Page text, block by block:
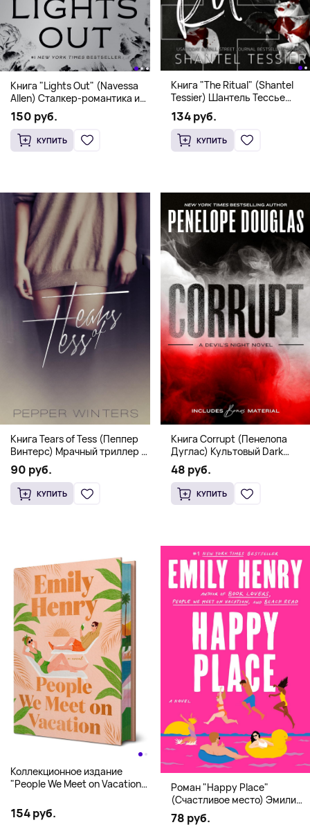
Книга "Lights Out" (Navessa
Allen) Сталкер-романтика и
человек в маске (18+)
150 руб.
КУПИТЬ
Книга "The Ritual" (Shantel
Tessier) Шантель Тессье
Экстремальный дарк-
романс бестселлер (18+)
134 руб.
КУПИТЬ
Книга Tears of Tess (Пеппер
Винтерс) Мрачный триллер о
выживании и страсти (18+)
90 руб.
КУПИТЬ
Книга Corrupt (Пенелопа
Дуглас) Культовый Dark
Romance бестселлер (18+)
48 руб.
КУПИТЬ
Коллекционное издание
"People We Meet on Vacation"
Hardcover
154 руб.
Роман "Happy Place"
(Счастливое место) Эмили
Генри | Твердый переплет
78 руб.